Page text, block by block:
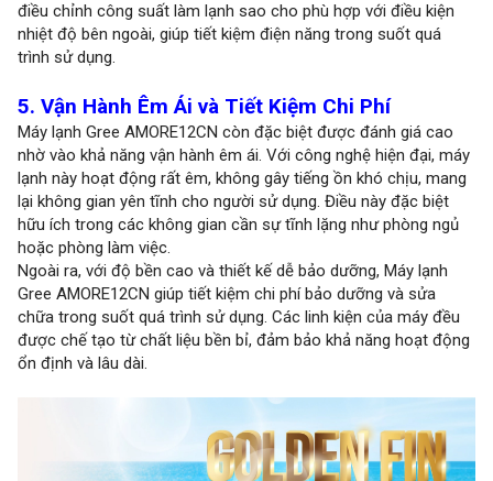
điều chỉnh công suất làm lạnh sao cho phù hợp với điều kiện
nhiệt độ bên ngoài, giúp tiết kiệm điện năng trong suốt quá
trình sử dụng.
5. Vận Hành Êm Ái và Tiết Kiệm Chi Phí
Máy lạnh Gree AMORE12CN còn đặc biệt được đánh giá cao
nhờ vào khả năng vận hành êm ái. Với công nghệ hiện đại, máy
lạnh này hoạt động rất êm, không gây tiếng ồn khó chịu, mang
lại không gian yên tĩnh cho người sử dụng. Điều này đặc biệt
hữu ích trong các không gian cần sự tĩnh lặng như phòng ngủ
hoặc phòng làm việc.
Ngoài ra, với độ bền cao và thiết kế dễ bảo dưỡng, Máy lạnh
Gree AMORE12CN giúp tiết kiệm chi phí bảo dưỡng và sửa
chữa trong suốt quá trình sử dụng. Các linh kiện của máy đều
được chế tạo từ chất liệu bền bỉ, đảm bảo khả năng hoạt động
ổn định và lâu dài.